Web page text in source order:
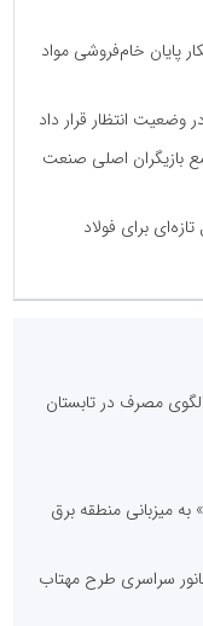
پایان خام‌فروشی مواد
انتظار قرار داد
در جمع بازیگران اصلی صنعت
برای فولاد
مصرف در تابستان
میزبانی منطقه برق
مانور سراسری طرح مهتاب